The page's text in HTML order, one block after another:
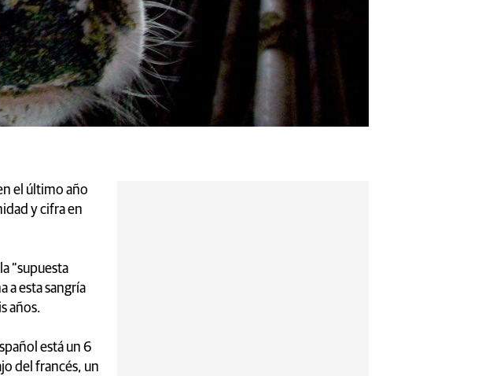
el último año
y cifra en
“supuesta
a esta sangría
años.
está un 6
del francés, un